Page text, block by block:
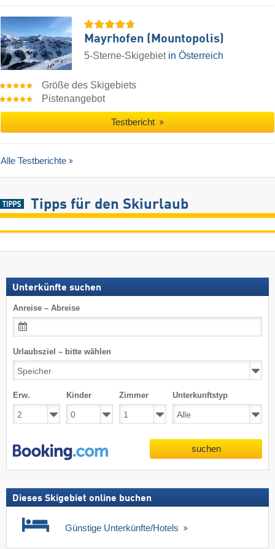
Mayrhofen (Mountopolis)
5-Sterne-Skigebiet in Österreich
Größe des Skigebiets
Pistenangebot
Testbericht
Alle Testberichte
Tipps für den Skiurlaub
Unterkünfte suchen
Anreise – Abreise
Urlaubsziel – bitte wählen
Erw. Kinder Zimmer Unterkunftstyp
suchen
Dieses Skigebiet online buchen
Günstige Unterkünfte/Hotels